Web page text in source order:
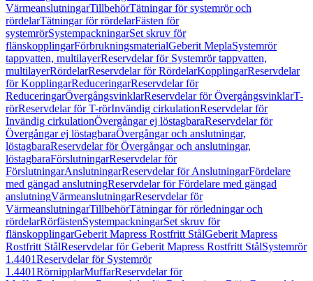
VärmeanslutningarTillbehörTätningar för systemrör och
rördelarTätningar för rördelarFästen för
systemrörSystempackningarSet skruv för
flänskopplingarFörbrukningsmaterialGeberit MeplaSystemrör
tappvatten, multilayerReservdelar för Systemrör tappvatten,
multilayerRördelarReservdelar för RördelarKopplingarReservdelar
för KopplingarReduceringarReservdelar för
ReduceringarÖvergångsvinklarReservdelar för ÖvergångsvinklarT-
rörReservdelar för T-rörInvändig cirkulationReservdelar för
Invändig cirkulationÖvergångar ej löstagbaraReservdelar för
Övergångar ej löstagbaraÖvergångar och anslutningar,
löstagbaraReservdelar för Övergångar och anslutningar,
löstagbaraFörslutningarReservdelar för
FörslutningarAnslutningarReservdelar för AnslutningarFördelare
med gängad anslutningReservdelar för Fördelare med gängad
anslutningVärmeanslutningarReservdelar för
VärmeanslutningarTillbehörTätningar för rörledningar och
rördelarRörfästenSystempackningarSet skruv för
flänskopplingarGeberit Mapress Rostfritt StålGeberit Mapress
Rostfritt StålReservdelar för Geberit Mapress Rostfritt StålSystemrör
1.4401Reservdelar för Systemrör
1.4401RörnipplarMuffarReservdelar för